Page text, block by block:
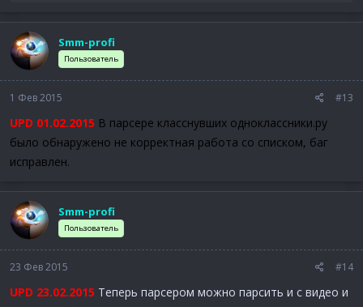
к
ц
и
и
Smm-profi
Пользователь
1 Фев 2015 #13
UPD 01.02.2015 В парсере класснувших одноклассники.ру
было обнаружено не корректная работа со списком, баг
исправлен.
Smm-profi
Пользователь
23 Фев 2015 #14
UPD 23.02.2015 Теперь парсером можно парсить и с видео и